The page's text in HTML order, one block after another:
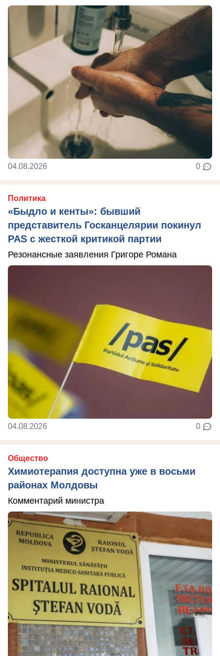
04.08.2026 0
Политика
«Быдло и кенты»: бывший
представитель Госканцелярии покинул
PAS с жесткой критикой партии
Резонансные заявления Григоре Романа
04.08.2026 0
Общество
Химиотерапия доступна уже в восьми
районах Молдовы
Комментарий министра